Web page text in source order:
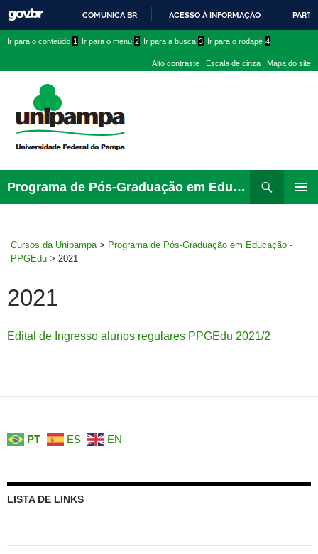
PARA
CONTEÚDO
COMUNICA BR ACESSO À INFORMAÇÃO
conteúdo
menu
superior
menu
Ir para o conteúdo 1 Ir para o menu 2 Ir para a busca 3 Ir para o rodapé 4
Alto contraste Escala de cinza Mapa do site
Programa de Pós-Graduação em Educação – PPGEdu
para
Cursos da Unipampa > Programa de Pós-Graduação em Educação -
PPGEdu > 2021
2021
Edital de Ingresso alunos regulares PPGEdu 2021/2
PT ES EN
LISTA DE LINKS